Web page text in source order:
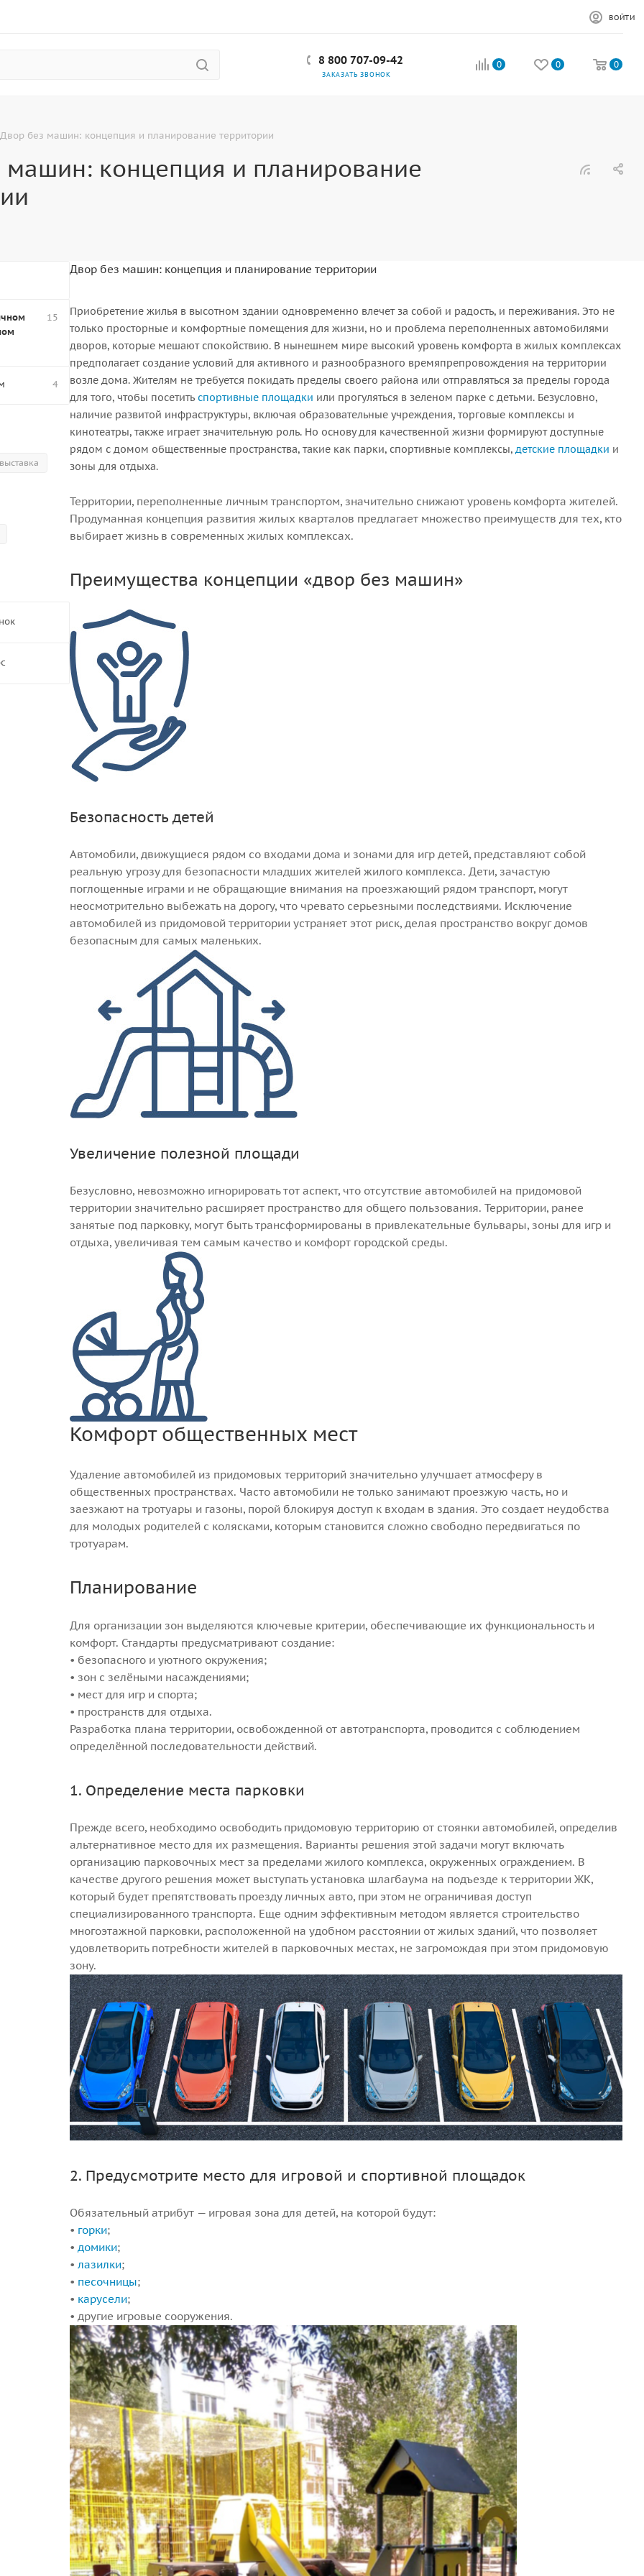
ВОЙТИ
8 800 707-09-42
ЗАКАЗАТЬ ЗВОНОК
0 0 0
Двор без машин: концепция и планирование территории
концепция и планирование
Двор без машин: концепция и планирование территории
Приобретение жилья в высотном здании одновременно влечет за собой и радость, и переживания. Это не
только просторные и комфортные помещения для жизни, но и проблема переполненных автомобилями
дворов, которые мешают спокойствию. В нынешнем мире высокий уровень комфорта в жилых комплексах
предполагает создание условий для активного и разнообразного времяпрепровождения на территории
возле дома. Жителям не требуется покидать пределы своего района или отправляться за пределы города
для того, чтобы посетить спортивные площадки или прогуляться в зеленом парке с детьми. Безусловно,
наличие развитой инфраструктуры, включая образовательные учреждения, торговые комплексы и
кинотеатры, также играет значительную роль. Но основу для качественной жизни формируют доступные
рядом с домом общественные пространства, такие как парки, спортивные комплексы, детские площадки и
зоны для отдыха.
Территории, переполненные личным транспортом, значительно снижают уровень комфорта жителей.
Продуманная концепция развития жилых кварталов предлагает множество преимуществ для тех, кто
выбирает жизнь в современных жилых комплексах.
Преимущества концепции «двор без машин»
Безопасность детей
Автомобили, движущиеся рядом со входами дома и зонами для игр детей, представляют собой
реальную угрозу для безопасности младших жителей жилого комплекса. Дети, зачастую
поглощенные играми и не обращающие внимания на проезжающий рядом транспорт, могут
неосмотрительно выбежать на дорогу, что чревато серьезными последствиями. Исключение
автомобилей из придомовой территории устраняет этот риск, делая пространство вокруг домов
безопасным для самых маленьких.
Увеличение полезной площади
Безусловно, невозможно игнорировать тот аспект, что отсутствие автомобилей на придомовой
территории значительно расширяет пространство для общего пользования. Территории, ранее
занятые под парковку, могут быть трансформированы в привлекательные бульвары, зоны для игр и
отдыха, увеличивая тем самым качество и комфорт городской среды.
Комфорт общественных мест
Удаление автомобилей из придомовых территорий значительно улучшает атмосферу в
общественных пространствах. Часто автомобили не только занимают проезжую часть, но и
заезжают на тротуары и газоны, порой блокируя доступ к входам в здания. Это создает неудобства
для молодых родителей с колясками, которым становится сложно свободно передвигаться по
тротуарам.
Планирование
Для организации зон выделяются ключевые критерии, обеспечивающие их функциональность и
комфорт. Стандарты предусматривают создание:
• безопасного и уютного окружения;
• зон с зелёными насаждениями;
• мест для игр и спорта;
• пространств для отдыха.
Разработка плана территории, освобожденной от автотранспорта, проводится с соблюдением
определённой последовательности действий.
1. Определение места парковки
Прежде всего, необходимо освободить придомовую территорию от стоянки автомобилей, определив
альтернативное место для их размещения. Варианты решения этой задачи могут включать
организацию парковочных мест за пределами жилого комплекса, окруженных ограждением. В
качестве другого решения может выступать установка шлагбаума на подъезде к территории ЖК,
который будет препятствовать проезду личных авто, при этом не ограничивая доступ
специализированного транспорта. Еще одним эффективным методом является строительство
многоэтажной парковки, расположенной на удобном расстоянии от жилых зданий, что позволяет
удовлетворить потребности жителей в парковочных местах, не загромождая при этом придомовую
зону.
2. Предусмотрите место для игровой и спортивной площадок
Обязательный атрибут — игровая зона для детей, на которой будут:
• горки;
• домики;
• лазилки;
• песочницы;
• карусели;
• другие игровые сооружения.
15
4
выставка